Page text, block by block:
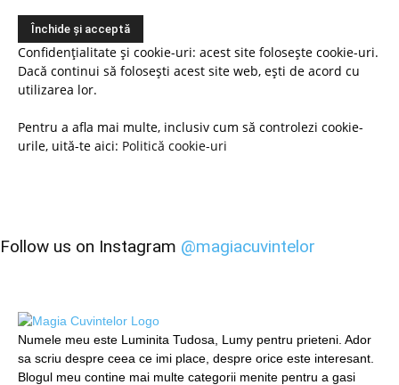
Confidențialitate și cookie-uri: acest site folosește cookie-uri.
Dacă continui să folosești acest site web, ești de acord cu
utilizarea lor.
Pentru a afla mai multe, inclusiv cum să controlezi cookie-
urile, uită-te aici: Politică cookie-uri
Follow us on Instagram @magiacuvintelor
Numele meu este Luminita Tudosa, Lumy pentru prieteni. Ador
sa scriu despre ceea ce imi place, despre orice este interesant.
Blogul meu contine mai multe categorii menite pentru a gasi